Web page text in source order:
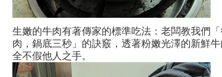
生嫩的牛肉有著傳家的標準吃法：老闆教我們
肉，鍋底三秒」的訣竅，透著粉嫩光澤的新鮮
全不假他人之手。